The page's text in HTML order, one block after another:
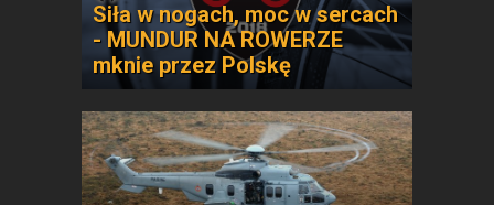
Siła w nogach, moc w sercach
- MUNDUR NA ROWERZE
mknie przez Polskę